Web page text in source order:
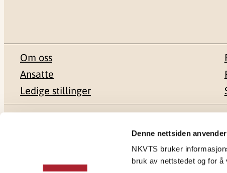
Denne nettsiden
NKVTS bruker
bruk av nettstedet og for
Om oss
Ansatte
Ledige stillinger